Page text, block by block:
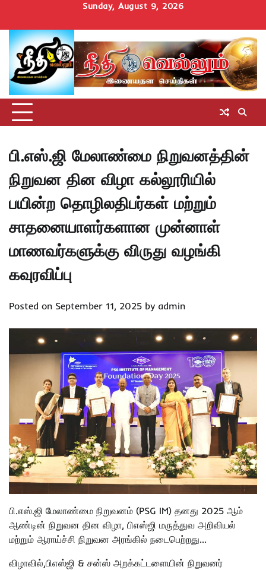
content
Sunday, August 9, 2026
Homeசெய்திகள்
தமிழ்நாடுமாவட்டச்செய்திகள்
அரசியல்ஆன்மிகம்
சட்டம்
அறிவோம்
சினிமாUncategorized
பி.எஸ்.ஜி மேலாண்மை நிறுவனத்தின்
நிறுவன தின விழா கல்லூரியில்
பயின்ற தொழிலதிபர்கள் மற்றும்
சாதனையாளர்களான முன்னாள்
மாணவர்களுக்கு விருது வழங்கி
கவுரவிப்பு
Posted on September 11, 2025 by admin
பி.எஸ்.ஜி மேலாண்மை நிறுவனம் (PSG IM) தனது 2025 ஆம்
ஆண்டின் நிறுவன தின விழா, பிஎஸ்ஜி மருத்துவ அறிவியல்
மற்றும் ஆராய்ச்சி நிறுவன அரங்கில் நடைபெற்றது…
விழாவில்,பிஎஸ்ஜி & சன்ஸ் அறக்கட்டளையின் நிறுவனர்